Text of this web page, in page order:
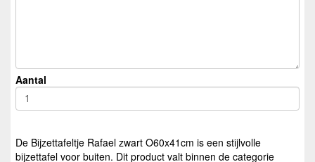
Aantal
De Bijzettafeltje Rafael zwart O60x41cm is een stijlvolle
bijzettafel voor buiten. Dit product valt binnen de categorie